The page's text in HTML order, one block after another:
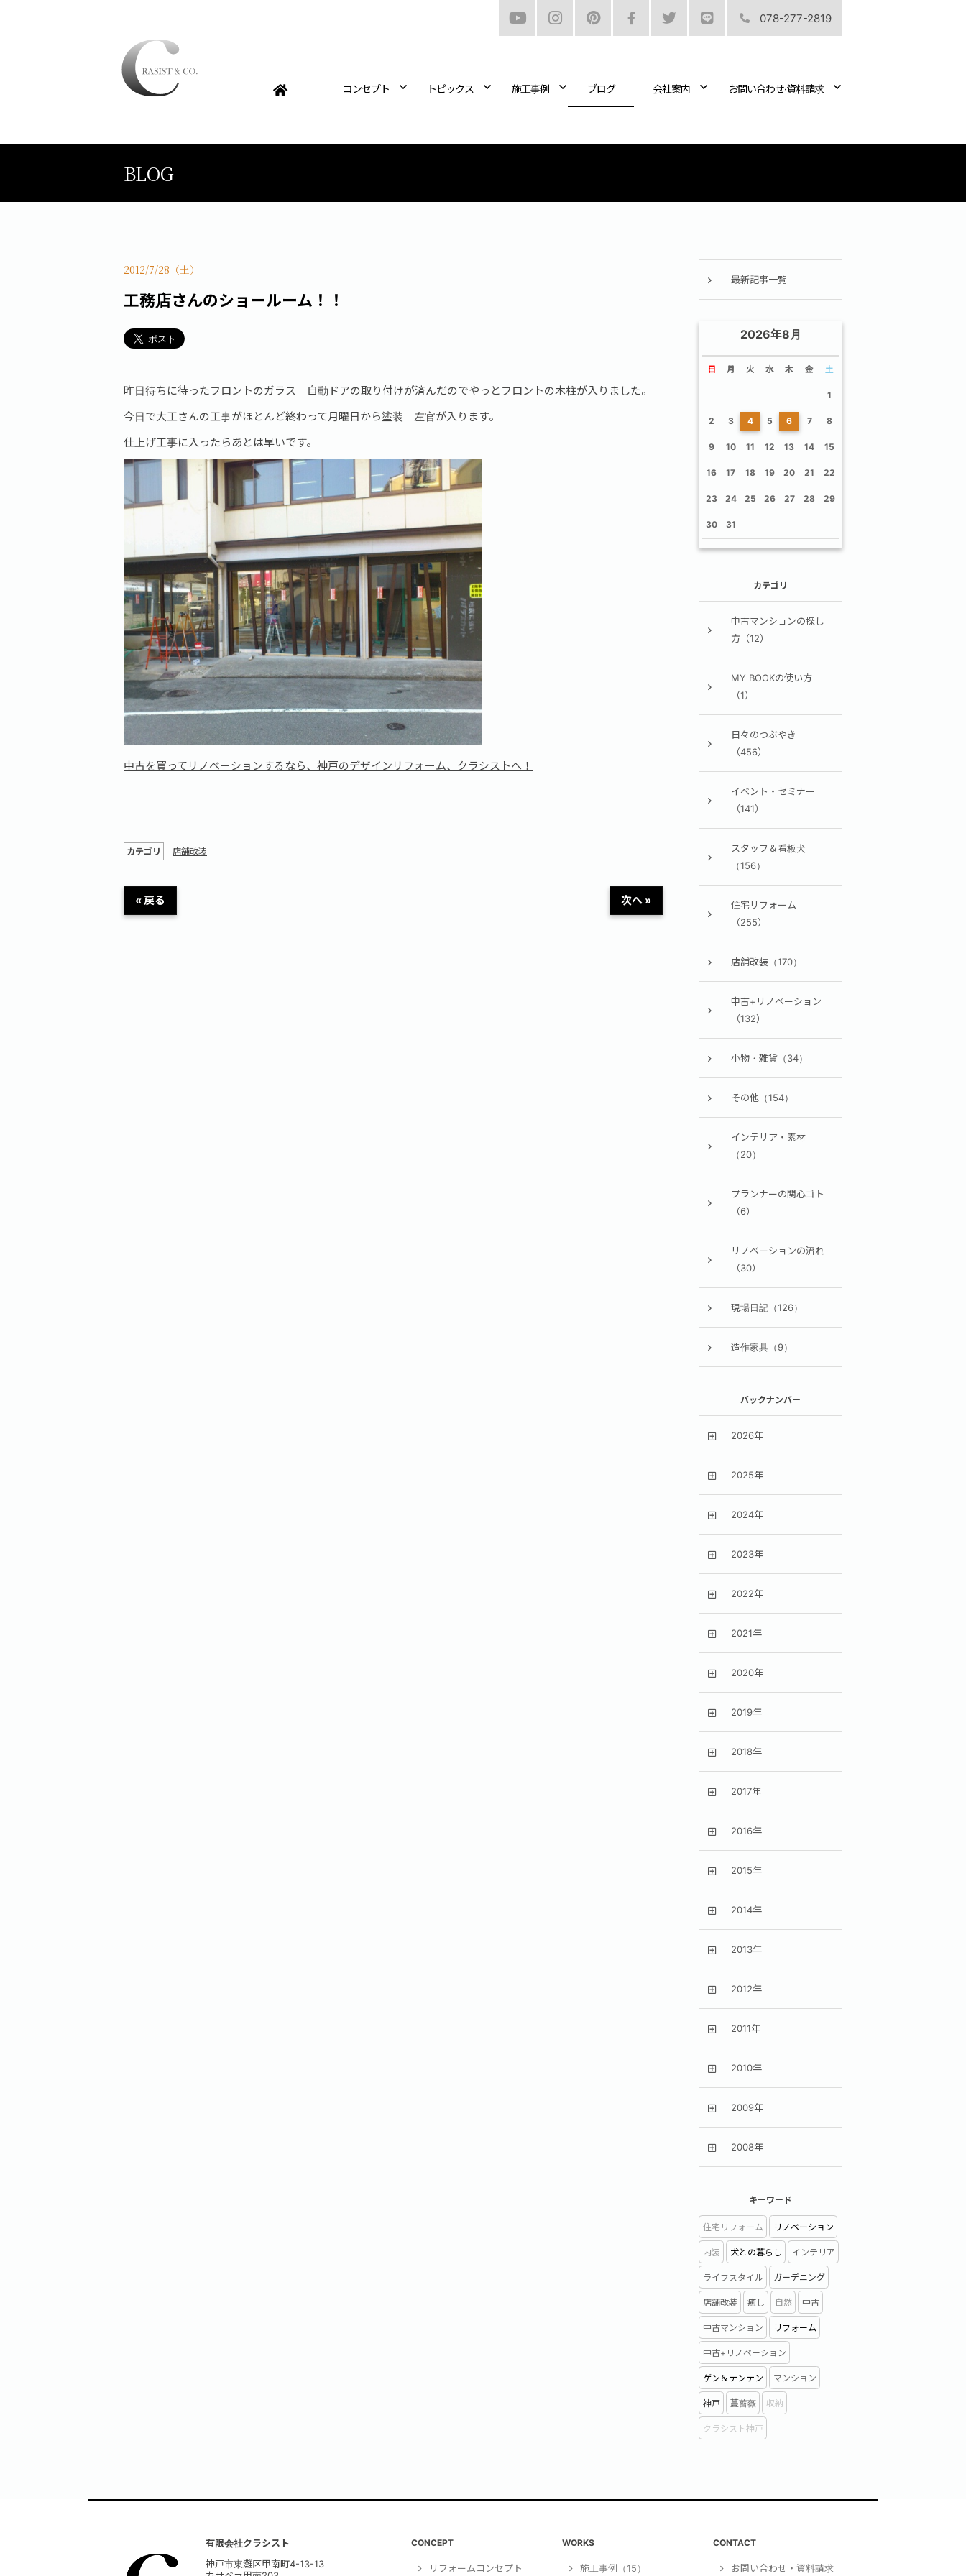
078-277-2819
コンセプト トピックス 施工事例 ブログ 会社案内 お問い合わせ·資料請求
BLOG
2012/7/28（土）
工務店さんのショールーム！！
昨日待ちに待ったフロントのガラス 自動ドアの取り付けが済んだのでやっとフロントの木柱が入りました。
今日で大工さんの工事がほとんど終わって月曜日から塗装 左官が入ります。
仕上げ工事に入ったらあとは早いです。
中古を買ってリノベーションするなら、神戸のデザインリフォーム、クラシストへ！
カテゴリ 店舗改装
« 戻る 次へ »
最新記事一覧
2026年8月
日 月 火 水 木 金 土
1
2 3 4 5 6 7 8
9 10 11 12 13 14 15
16 17 18 19 20 21 22
23 24 25 26 27 28 29
30 31
カテゴリ
中古マンションの探し
方（12）
MY BOOKの使い方
（1）
日々のつぶやき
（456）
イベント・セミナー
（141）
スタッフ＆看板犬
（156）
住宅リフォーム
（255）
店舗改装（170）
中古+リノベーション
（132）
小物・雑貨（34）
その他（154）
インテリア・素材
（20）
プランナーの関心ゴト
（6）
リノベーションの流れ
（30）
現場日記（126）
造作家具（9）
バックナンバー
2026年
2025年
2024年
2023年
2022年
2021年
2020年
2019年
2018年
2017年
2016年
2015年
2014年
2013年
2012年
2011年
2010年
2009年
2008年
キーワード
住宅リフォーム リノベーション
内装 犬との暮らし インテリア
ライフスタイル ガーデニング
店舗改装 癒し 自然 中古
中古マンション リフォーム
中古+リノベーション
ゲン＆テンテン マンション
神戸 蔓薔薇 収納
クラシスト神戸
有限会社クラシスト
神戸市東灘区甲南町4-13-13
CONCEPT
リフォームコンセプト
WORKS
施工事例（15）
CONTACT
お問い合わせ・資料請求